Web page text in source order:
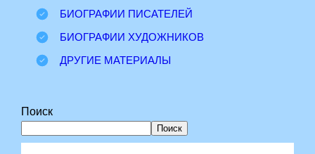
БИОГРАФИИ ПИСАТЕЛЕЙ
БИОГРАФИИ ХУДОЖНИКОВ
ДРУГИЕ МАТЕРИАЛЫ
Поиск
Поиск